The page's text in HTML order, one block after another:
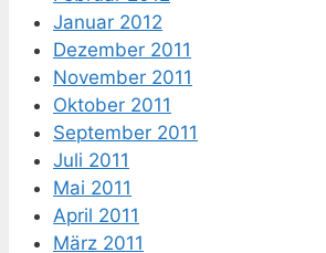
Januar 2012
Dezember 2011
November 2011
Oktober 2011
September 2011
Juli 2011
Mai 2011
April 2011
März 2011